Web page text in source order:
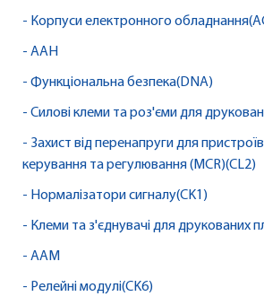
- Корпуси електронного
- AAH
- Функціональна безпека(DNA)
- Силові клеми та роз'єми для
- Захист від перенапруги для
керування та регулювання (MCR)(CL2)
- Нормалізатори сигналу(CK1)
- Клеми та з'єднувачі для друкованих
- AAM
- Релейні модулі(CK6)